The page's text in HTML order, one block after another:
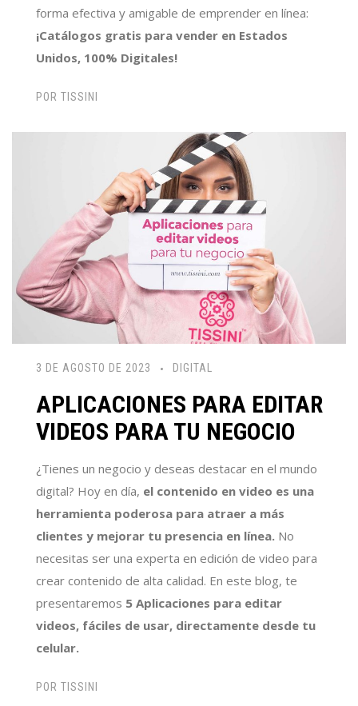
forma efectiva y amigable de emprender en línea:
¡Catálogos gratis para vender en Estados
Unidos, 100% Digitales!
POR TISSINI
3 DE AGOSTO DE 2023 DIGITAL
APLICACIONES PARA EDITAR
VIDEOS PARA TU NEGOCIO
¿Tienes un negocio y deseas destacar en el mundo
digital? Hoy en día, el contenido en video es una
herramienta poderosa para atraer a más
clientes y mejorar tu presencia en línea. No
necesitas ser una experta en edición de video para
crear contenido de alta calidad. En este blog, te
presentaremos 5 Aplicaciones para editar
videos, fáciles de usar, directamente desde tu
celular.
POR TISSINI